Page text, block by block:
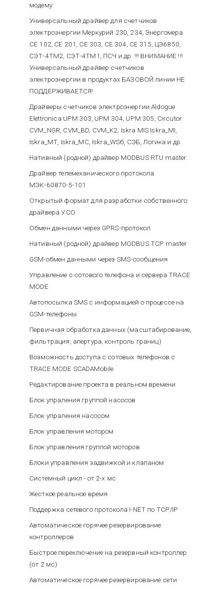
модему
Универсальный драйвер для счетчиков
электроэнергии Меркурий 230, 234, Энергомера
CE 102, CE 201, CE 303, CE 304, CE 315, ЦЭ6850,
СЭТ-4ТМ2, СЭТ-4ТМ1, ПСЧ и др. !!! ВНИМАНИЕ !!!
Универсальный драйвер счетчиков
электроэнергии в продуктах БАЗОВОЙ линии НЕ
ПОДДЕРЖИВАЕТСЯ!
Драйверы счетчиков электроэнергии Aldogue
Elettronica UPM 303, UPM 304, UPM 305, Circutor
CVM_NGR, CVM_BD, CVM_K2, Iskra MIS Iskra_MI,
Iskra_MT, Iskra_MC, Iskra_WSб, СЭБ, Логика и др.
Нативный (родной) драйвер MODBUS RTU master
Драйвер телемеханического протокола
МЭК-60870-5-101
Открытый формат для разработки собственного
драйвера УСО
Обмен данными через GPRS-протокол
Нативный (родной) драйвер MODBUS TCP master
GSM-обмен данными через SMS-сообщения
Управление с сотового телефона и сервера TRACE
MODE
Автопосылка SMS с информацией о процессе на
GSM-телефоны
Первичная обработка данных (масштабирование,
фильтрация, апертура, контроль границ)
Возможность доступа с сотовых телефонов с
TRACE MODE SCADAMobile
Редактирование проекта в реальном времени
Блок упраления группой насосов
Блок упраления насосом
Блок управления мотором
Блок управления группой моторов
Блоки управления задвижкой и клапаном
Системный цикл - от 2-х мс
Жесткое реальное время
Поддержка сетевого протокола I-NET по TCP/IP
Автоматическое горячее резервирование
контроллеров
Быстрое переключение на резервный контроллер
(от 2 мс)
Автоматическое горячее резервирование сети